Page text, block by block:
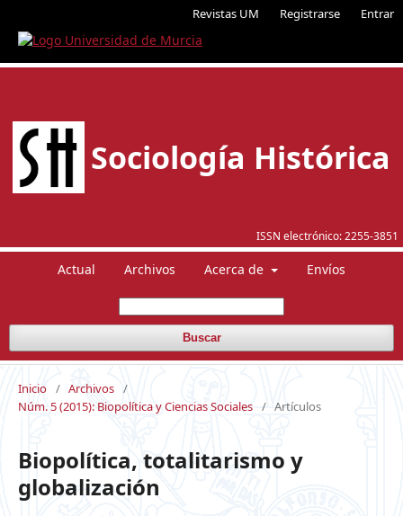
Revistas UM Registrarse Entrar
ISSN electrónico: 2255-3851
Sociología Histórica
Actual Archivos Acerca de Envíos
Buscar
Inicio / Archivos /
Núm. 5 (2015): Biopolítica y Ciencias Sociales / Artículos
Biopolítica, totalitarismo y
globalización